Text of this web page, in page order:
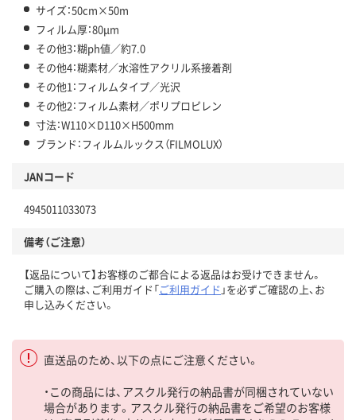
サイズ：50cm×50m
フィルム厚：80μm
その他3：糊ph値／約7.0
その他4：糊素材／水溶性アクリル系接着剤
その他1：フィルムタイプ／光沢
その他2：フィルム素材／ポリプロピレン
寸法：W110×D110×H500mm
ブランド：フィルムルックス（FILMOLUX）
JANコード
4945011033073
備考（ご注意）
【返品について】お客様のご都合による返品はお受けできません。
ご購入の際は、ご利用ガイド「ご利用ガイド 」を必ずご確認の上、お
申し込みください。
直送品のため、以下の点にご注意ください。
・この商品には、アスクル発行の納品書が同梱されていない
場合があります。アスクル発行の納品書をご希望のお客様